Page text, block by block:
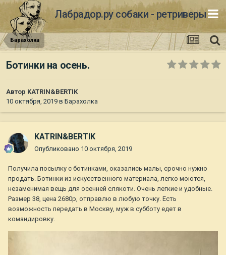
Лабрадор.ру собаки - ретриверы
Барахолка
Ботинки на осень.
Автор KATRIN&BERTIK
10 октября, 2019 в Барахолка
KATRIN&BERTIK
Опубликовано 10 октября, 2019
Получила посылку с ботинками, оказались малы, срочно нужно
продать. Ботинки из искусственного материала, легко моются,
незаменимая вещь для осенней слякоти. Очень легкие и удобные.
Размер 38, цена 2680р, отправлю в любую точку. Есть
возможность передать в Москву, муж в субботу едет в
командировку.